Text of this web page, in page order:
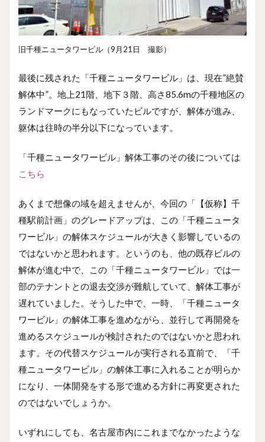
旧千種ニュータワービル（9月21日 撮影）
最後に残された「千種ニュータワービル」は、現在”絶賛
解体中”。地上21階、地下３階、高さ85.6mの千種地区の
ランドマークにもなっていたビルですが、解体が進み、
躯体は往時の半分以下になっています。
「千種ニュータワービル」解体工事のその後については
こちら
あくまで想像の域を超えませんが、今回の「【仮称】千
種駅前計画」のグレードアップは、この「千種ニュータ
ワービル」の解体スケジュールが大きく影響しているの
ではないかと思われます。というのも、他の既存ビルの
解体が進む中で、この「千種ニュータワービル」では一
部のテナントとの退去交渉が難航していて、解体工事が
遅れていました。そうした中で、一時、「千種ニュータ
ワービル」の解体工事を進めながら、並行して再開発を
進めるスケジュールが検討されたのではないかと思われ
ます。その代替スケジュールが実行される直前で、「千
種ニュータワービル」の解体工事に入れることが明らか
になり、一体開発をする形で進める方針に再変更された
のではないでしょうか。
いずれにしても、名古屋市内にこれまでなかったような